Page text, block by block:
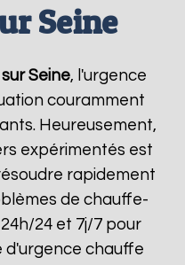
Seine
Seine, l'urgence
couramment
Heureusement,
expérimentés est
rapidement
de chauffe-
24 et 7j/7 pour
d'urgence chauffe